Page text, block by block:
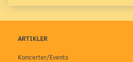
ARTIKLER
Koncerter/Events